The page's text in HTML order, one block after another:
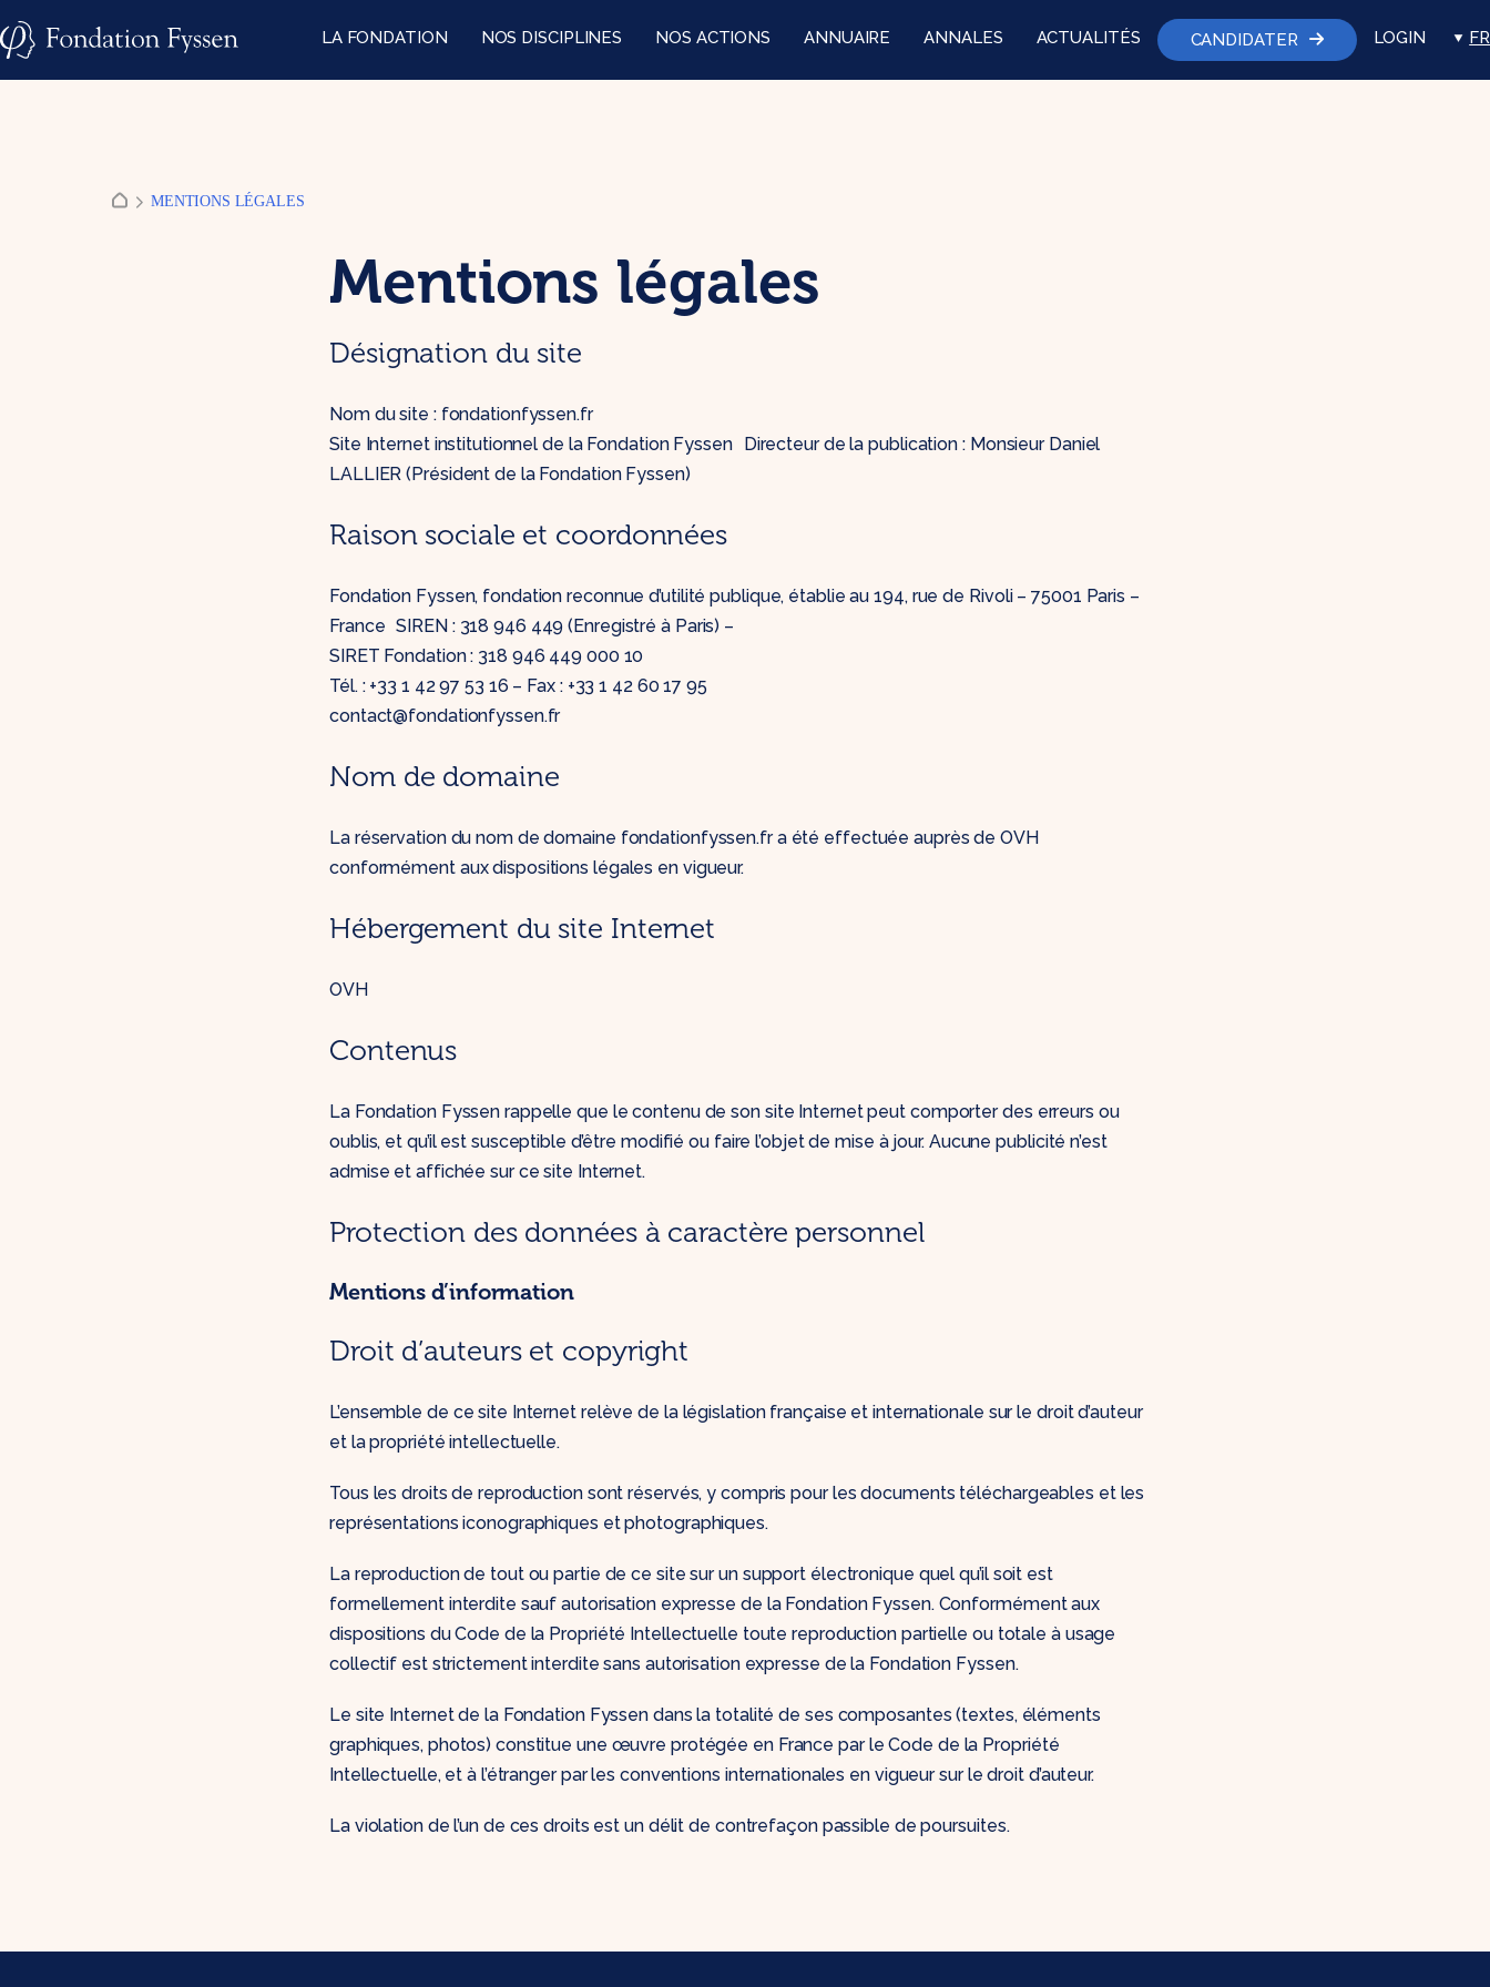
to
LA FONDATION NOS DISCIPLINES NOS ACTIONS ANNUAIRE ANNALES ACTUALITÉS CANDIDATER LOGIN FR
MENTIONS LÉGALES
Mentions légales
Désignation du site
Nom du site : fondationfyssen.fr
Site Internet institutionnel de la Fondation Fyssen Directeur de la publication : Monsieur Daniel
LALLIER (Président de la Fondation Fyssen)
Raison sociale et coordonnées
Fondation Fyssen, fondation reconnue d’utilité publique, établie au 194, rue de Rivoli – 75001 Paris –
France SIREN : 318 946 449 (Enregistré à Paris) –
SIRET Fondation : 318 946 449 000 10
Tél. : +33 1 42 97 53 16 – Fax : +33 1 42 60 17 95
contact@fondationfyssen.fr
Nom de domaine
La réservation du nom de domaine fondationfyssen.fr a été effectuée auprès de OVH
conformément aux dispositions légales en vigueur.
Hébergement du site Internet
OVH
Contenus
La Fondation Fyssen rappelle que le contenu de son site Internet peut comporter des erreurs ou
oublis, et qu’il est susceptible d’être modifié ou faire l’objet de mise à jour. Aucune publicité n’est
admise et affichée sur ce site Internet.
Protection des données à caractère personnel
Mentions d’information
Droit d’auteurs et copyright
L’ensemble de ce site Internet relève de la législation française et internationale sur le droit d’auteur
et la propriété intellectuelle.
Tous les droits de reproduction sont réservés, y compris pour les documents téléchargeables et les
représentations iconographiques et photographiques.
La reproduction de tout ou partie de ce site sur un support électronique quel qu’il soit est
formellement interdite sauf autorisation expresse de la Fondation Fyssen. Conformément aux
dispositions du Code de la Propriété Intellectuelle toute reproduction partielle ou totale à usage
collectif est strictement interdite sans autorisation expresse de la Fondation Fyssen.
Le site Internet de la Fondation Fyssen dans la totalité de ses composantes (textes, éléments
graphiques, photos) constitue une œuvre protégée en France par le Code de la Propriété
Intellectuelle, et à l’étranger par les conventions internationales en vigueur sur le droit d’auteur.
La violation de l’un de ces droits est un délit de contrefaçon passible de poursuites.